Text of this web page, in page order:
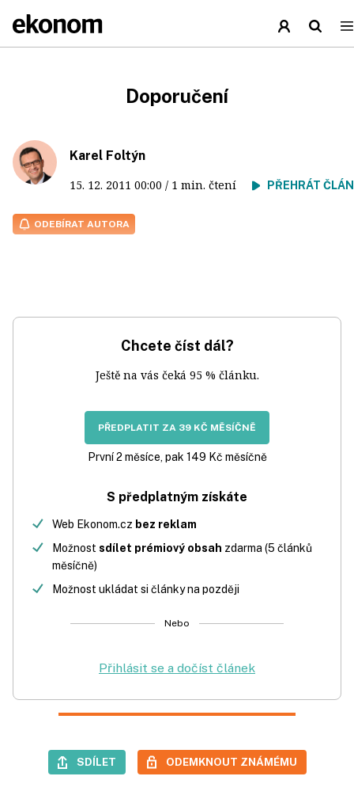
Doporučení
Karel Foltýn
15. 12. 2011 00:00 / 1 min. čtení PŘEHRÁT
ODEBÍRAT AUTORA
Chcete číst dál?
Ještě na vás čeká 95 % článku.
PŘEDPLATIT ZA 39 KČ MĚSÍČNĚ
První 2 měsíce, pak 149 Kč měsíčně
S předplatným získáte
Web Ekonom.cz bez reklam
Možnost sdílet prémiový obsah zdarma (5 článků
měsíčně)
Možnost ukládat si články na později
Nebo
Přihlásit se a dočíst článek
SDÍLET ODEMKNOUT ZNÁMÉMU